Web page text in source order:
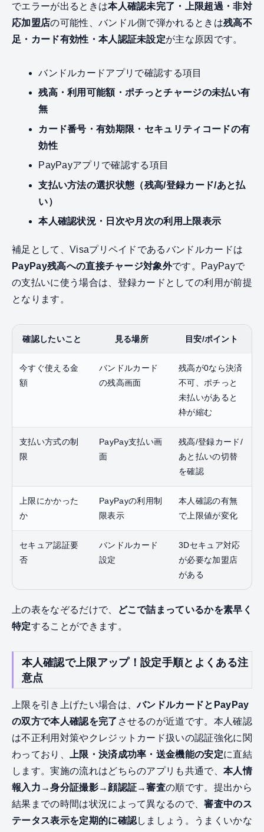
でエラーが出るときは本人確認未完了・上限超過・非対
応加盟店の可能性、バンドル側で弾かれるときは残高不
足・カード有効性・本人認証未設定が主な原因です。
バンドルカードアプリで確認する項目
残高・利用可能額・ポチっとチャージの未払い有
無
カード番号・有効期限・セキュリティコードの有
効性
PayPayアプリで確認する項目
支払い方法の選択状態（残高/登録カード/あと払
い）
本人確認状況・日次や月次の利用上限表示
補足として、Visaプリペイドであるバンドルカードは
PayPay残高への直接チャージ対象外です。PayPayで
の支払いに使う場合は、登録カードとしての利用が前提
となります。
確認したいこと 見る場所 目安/ポイント
今すぐ使える金
額
バンドルカード
の残高画面
残高が0なら決済
不可、ポチっと
未払いがあると
枠が縮む
支払い方式の制
限
PayPay支払い画
面
残高/登録カード/
あと払いの切替
を確認
上限にかかった
か
PayPayの利用制
限表示
本人確認の有無
で上限値が変化
セキュア認証要
否
バンドルカード
設定
3Dセキュア対応
が必要な加盟店
がある
上の表をなぞるだけで、
どこで詰まっているかを素早く
特定することができます。
本人確認で上限アップ！設定手順とよくある注
意点
上限を引き上げたい場合は、バンドルカードとPayPay
の双方で本人確認を完了 させるのが近道です。本人確認
は不正利用対策やクレジットカード扱いの認証強化に関
わっており、
上限・決済成功率・送金機能の安定に直結
します。実施の流れはどちらのアプリも共通で、本人情
報入力→身分証撮影→顔認証→審査の順です。提出から
結果までの時間は状況によって異なるので、審査中のス
テータス表示を定期的に確認しましょう。うまくいかな